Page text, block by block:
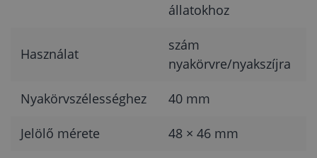
állatokhoz
Használat
szám
nyakörvre/nyakszíjra
Nyakörvszélességhez 40 mm
Jelölő mérete 48 × 46 mm